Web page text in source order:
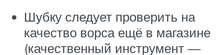
Шубку следует проверить на
качество ворса ещё в магазине
(качественный инструмент —